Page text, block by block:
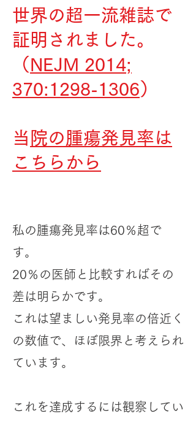
世界の超一流雑誌で
証明されました。
（ NEJM 2014;
370:1298-1306 ）
​ 当院の腫瘍発見率は
こちらから
私の腫瘍発見率は60％超で
す。
20％の医師と比較すればその
差は明らかです。
これは望ましい発見率の倍近く
の数値で、ほぼ限界と考えられ
ています。
これを達成するには観察してい